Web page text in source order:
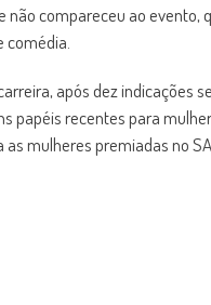
compareceu ao evento,
comédia.
após dez indicações
papéis recentes para
mulheres premiadas no